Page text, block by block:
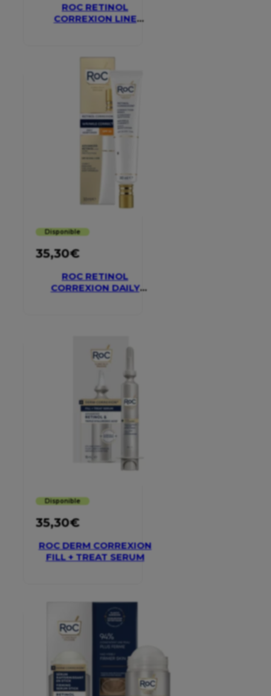
ROC RETINOL
CORREXION LINE
Disponible
35,30€
ROC RETINOL
CORREXION DAILY
Disponible
35,30€
ROC DERM CORREXION
FILL + TREAT SERUM